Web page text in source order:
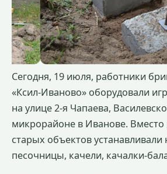
Сегодня, 19 июля, работники
«Ксил-Иваново» оборудовали
на улице 2-я Чапаева,
микрорайоне в Иванове. Вместо
старых объектов
песочницы, качели, качалки-